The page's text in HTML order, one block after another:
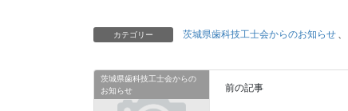
カテゴリー 茨城県歯科技工士会からのお知らせ
茨城県歯科技工士会からの
お知らせ
前の記事